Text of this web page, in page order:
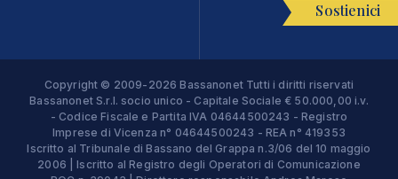
Sostienici
Copyright © 2009-2026 Bassanonet Tutti i diritti riservati
Bassanonet S.r.l. socio unico - Capitale Sociale € 50.000,00 i.v.
- Codice Fiscale e Partita IVA 04644500243 - Registro
Imprese di Vicenza n° 04644500243 - REA n° 419353
Iscritto al Tribunale di Bassano del Grappa n.3/06 del 10 maggio
2006 | Iscritto al Registro degli Operatori di Comunicazione